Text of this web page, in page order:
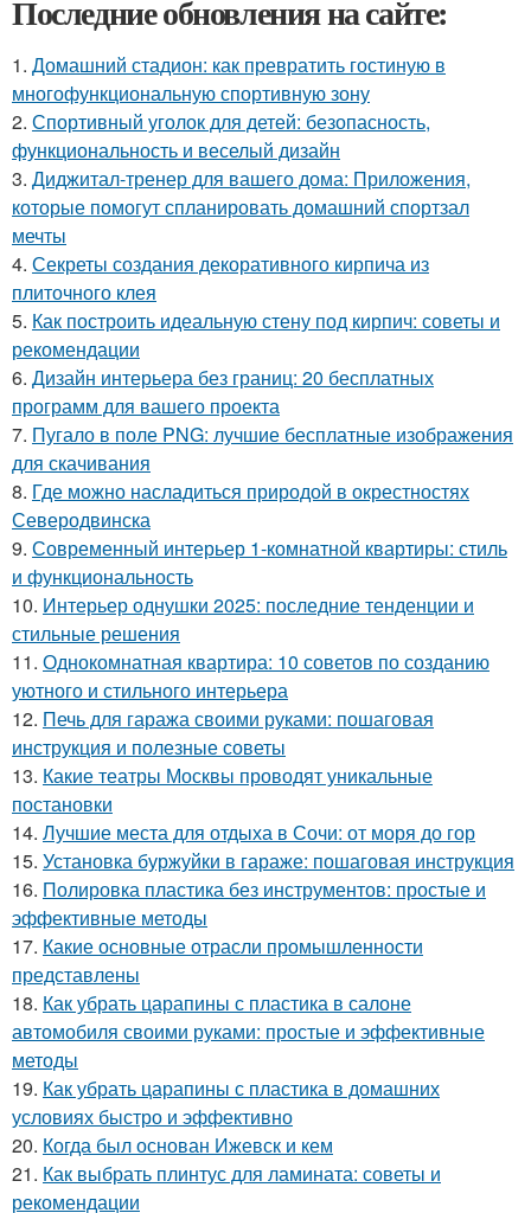
Последние обновления на сайте:
1. Домашний стадион: как превратить гостиную в
многофункциональную спортивную зону
2. Спортивный уголок для детей: безопасность,
функциональность и веселый дизайн
3. Диджитал-тренер для вашего дома: Приложения,
которые помогут спланировать домашний спортзал
мечты
4. Секреты создания декоративного кирпича из
плиточного клея
5. Как построить идеальную стену под кирпич: советы и
рекомендации
6. Дизайн интерьера без границ: 20 бесплатных
программ для вашего проекта
7. Пугало в поле PNG: лучшие бесплатные изображения
для скачивания
8. Где можно насладиться природой в окрестностях
Северодвинска
9. Современный интерьер 1-комнатной квартиры: стиль
и функциональность
10. Интерьер однушки 2025: последние тенденции и
стильные решения
11. Однокомнатная квартира: 10 советов по созданию
уютного и стильного интерьера
12. Печь для гаража своими руками: пошаговая
инструкция и полезные советы
13. Какие театры Москвы проводят уникальные
постановки
14. Лучшие места для отдыха в Сочи: от моря до гор
15. Установка буржуйки в гараже: пошаговая инструкция
16. Полировка пластика без инструментов: простые и
эффективные методы
17. Какие основные отрасли промышленности
представлены
18. Как убрать царапины с пластика в салоне
автомобиля своими руками: простые и эффективные
методы
19. Как убрать царапины с пластика в домашних
условиях быстро и эффективно
20. Когда был основан Ижевск и кем
21. Как выбрать плинтус для ламината: советы и
рекомендации